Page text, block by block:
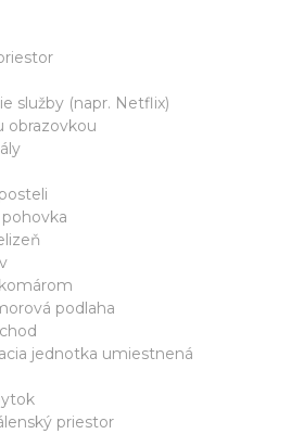
služby (napr. Netflix)
obrazovkou
podlaha
jednotka umiestnená
priestor